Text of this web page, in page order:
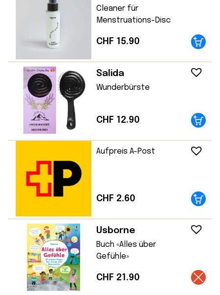
Cleaner für
Menstruations-Disc
CHF 15.90
Salida
Wunderbürste
CHF 12.90
Aufpreis A-Post
CHF 2.60
Usborne
Buch «Alles über
Gefühle»
CHF 21.90